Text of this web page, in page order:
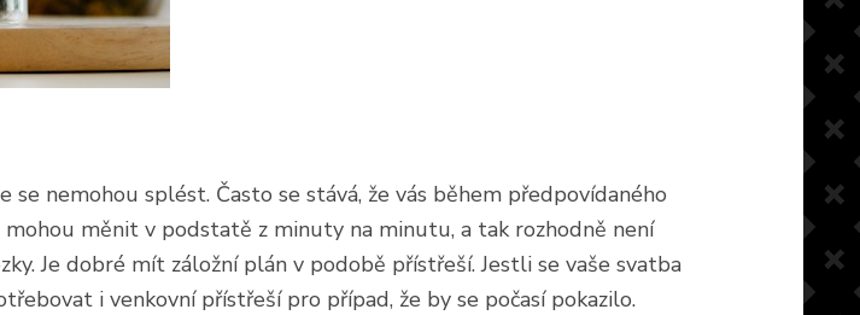
nemohou splést. Často se stává, že vás během předpovídaného
měnit v podstatě z minuty na minutu, a tak rozhodně není
Je dobré mít záložní plán v podobě přístřeší. Jestli se vaše svatba
i venkovní přístřeší pro případ, že by se počasí pokazilo.